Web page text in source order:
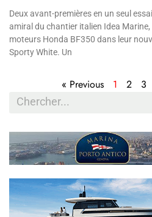
Deux avant-premières en un seul
amiral du chantier italien Idea Marine,
moteurs Honda BF350 dans leur
Sporty White. Un
« Previous 1 2 3